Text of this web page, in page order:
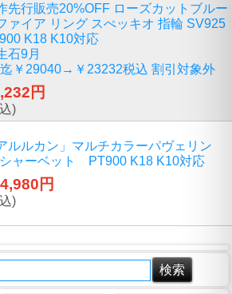
先行販売20%OFF ローズカットブルー
ァイア リング スぺッキオ 指輪 SV925
K18 K10対応
石9月
￥29040→￥23232税込 割引対象外
円
)
ルルカン」マルチカラーパヴェリン
シャーベット PT900 K18 K10対応
円
)